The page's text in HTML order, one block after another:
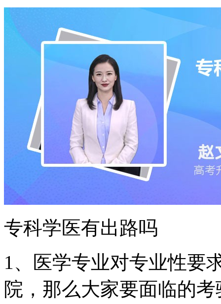
专科学医有出路吗
1、医学专业对专业性要
院，那么大家要面临的